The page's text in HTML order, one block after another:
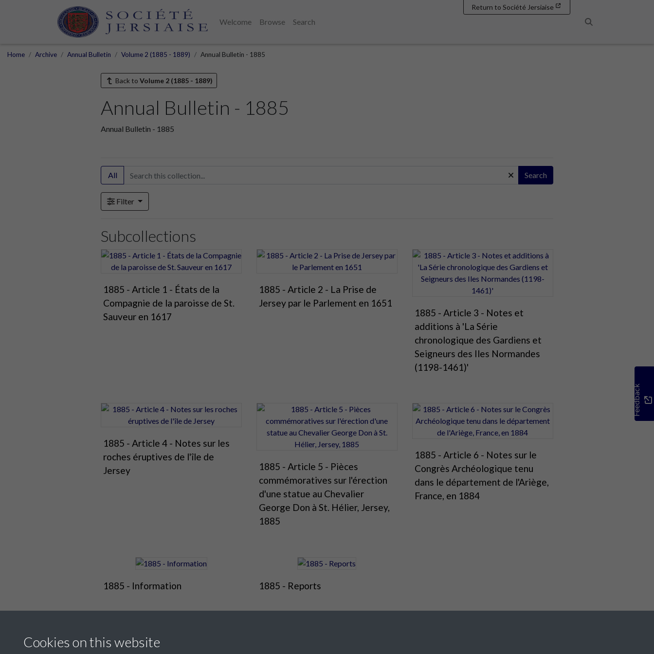
Welcome Browse
Search
Return to Société Jersiaise
Home Archive Annual Bulletin Volume 2 (1885 - 1889) Annual Bulletin - 1885
Back to Volume 2 (1885 - 1889)
Annual Bulletin - 1885
Annual Bulletin - 1885
All Search
Filter
Subcollections
1885 - Article 1 - États de la
Compagnie de la paroisse de St.
Sauveur en 1617
1885 - Article 2 - La Prise de
Jersey par le Parlement en 1651
1885 - Article 3 - Notes et
additions à 'La Série
chronologique des Gardiens et
Seigneurs des Iles Normandes
(1198-1461)'
1885 - Article 4 - Notes sur les
roches éruptives de l'île de
Jersey
1885 - Article 5 - Pièces
commémoratives sur l'érection
d'une statue au Chevalier
George Don à St. Hélier, Jersey,
1885
1885 - Article 6 - Notes sur le
Congrès Archéologique tenu
dans le département de l'Ariège,
France, en 1884
1885 - Information 1885 - Reports
Feedback
Cookies on this website